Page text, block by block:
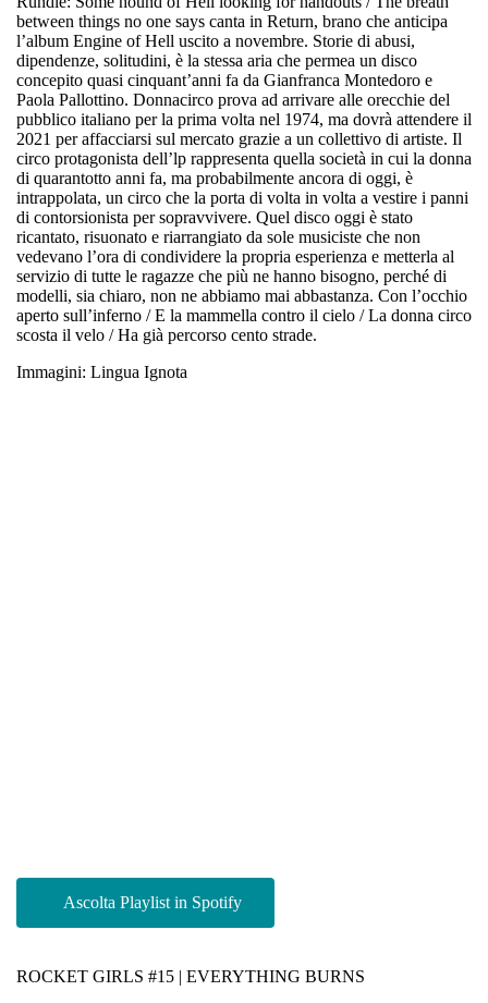
between things no one says canta in Return, brano che anticipa
l’album Engine of Hell uscito a novembre. Storie di abusi,
dipendenze, solitudini, è la stessa aria che permea un disco
concepito quasi cinquant’anni fa da Gianfranca Montedoro e
Paola Pallottino. Donnacirco prova ad arrivare alle orecchie del
pubblico italiano per la prima volta nel 1974, ma dovrà attendere il
2021 per affacciarsi sul mercato grazie a un collettivo di artiste. Il
circo protagonista dell’lp rappresenta quella società in cui la donna
di quarantotto anni fa, ma probabilmente ancora di oggi, è
intrappolata, un circo che la porta di volta in volta a vestire i panni
di contorsionista per sopravvivere. Quel disco oggi è stato
ricantato, risuonato e riarrangiato da sole musiciste che non
vedevano l’ora di condividere la propria esperienza e metterla al
servizio di tutte le ragazze che più ne hanno bisogno, perché di
modelli, sia chiaro, non ne abbiamo mai abbastanza. Con l’occhio
aperto sull’inferno / E la mammella contro il cielo / La donna circo
scosta il velo / Ha già percorso cento strade.
Immagini: Lingua Ignota
Ascolta Playlist in Spotify
ROCKET GIRLS #15 | EVERYTHING BURNS